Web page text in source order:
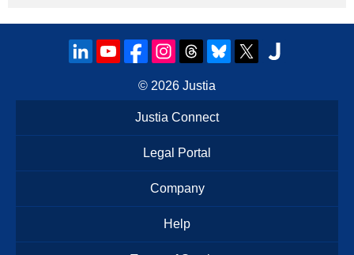
© 2026 Justia
Justia Connect
Legal Portal
Company
Help